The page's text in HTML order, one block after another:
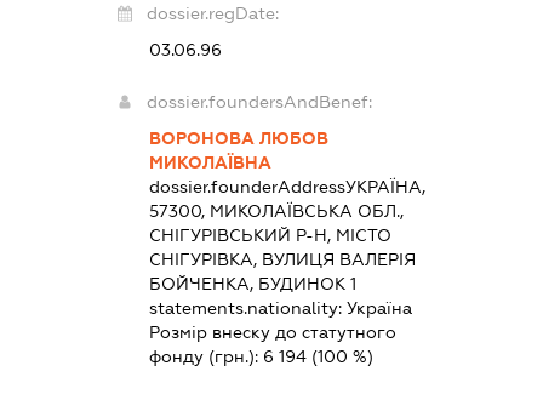
dossier.regDate:
03.06.96
dossier.foundersAndBenef:
ВОРОНОВА ЛЮБОВ
МИКОЛАЇВНА
dossier.founderAddressУКРАЇНА,
57300, МИКОЛАЇВСЬКА ОБЛ.,
СНІГУРІВСЬКИЙ Р-Н, МІСТО
СНІГУРІВКА, ВУЛИЦЯ ВАЛЕРІЯ
БОЙЧЕНКА, БУДИНОК 1
statements.nationality: Україна
Розмір внеску до статутного
фонду (грн.): 6 194(100 %)